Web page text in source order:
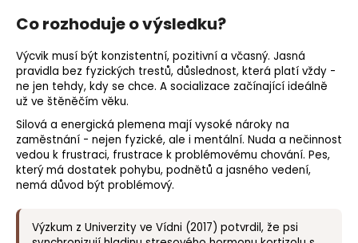
Co rozhoduje o výsledku?
Výcvik musí být konzistentní, pozitivní a včasný. Jasná
pravidla bez fyzických trestů, důslednost, která platí vždy -
ne jen tehdy, kdy se chce. A socializace začínající ideálně
už ve štěněčím věku.
Silová a energická plemena mají vysoké nároky na
zaměstnání - nejen fyzické, ale i mentální. Nuda a nečinnost
vedou k frustraci, frustrace k problémovému chování. Pes,
který má dostatek pohybu, podnětů a jasného vedení,
nemá důvod být problémový.
Výzkum z Univerzity ve Vídni (2017) potvrdil, že psi